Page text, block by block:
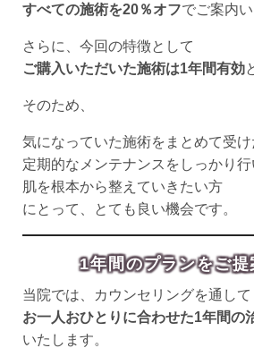
すべての施術を20％オフでご案内い
さらに、今回の特徴として
ご購入いただいた施術は1年間有効
そのため、
気になっていた施術をまとめて受
定期的なメンテナンスをしっかり
肌を根本から整えていきたい方
にとって、とても良い機会です。
1年間のプランをご
当院では、カウンセリングを通して
お一人おひとりに合わせた1年間の
いたします。